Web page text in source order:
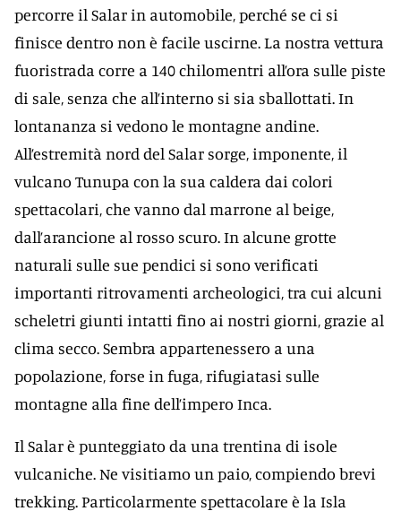
percorre il Salar in automobile, perché se ci si
finisce dentro non è facile uscirne. La nostra vettura
fuoristrada corre a 140 chilomentri all’ora sulle piste
di sale, senza che all’interno si sia sballottati. In
lontananza si vedono le montagne andine.
All’estremità nord del Salar sorge, imponente, il
vulcano Tunupa con la sua caldera dai colori
spettacolari, che vanno dal marrone al beige,
dall’arancione al rosso scuro. In alcune grotte
naturali sulle sue pendici si sono verificati
importanti ritrovamenti archeologici, tra cui alcuni
scheletri giunti intatti fino ai nostri giorni, grazie al
clima secco. Sembra appartenessero a una
popolazione, forse in fuga, rifugiatasi sulle
montagne alla fine dell’impero Inca.
Il Salar è punteggiato da una trentina di isole
vulcaniche. Ne visitiamo un paio, compiendo brevi
trekking. Particolarmente spettacolare è la Isla